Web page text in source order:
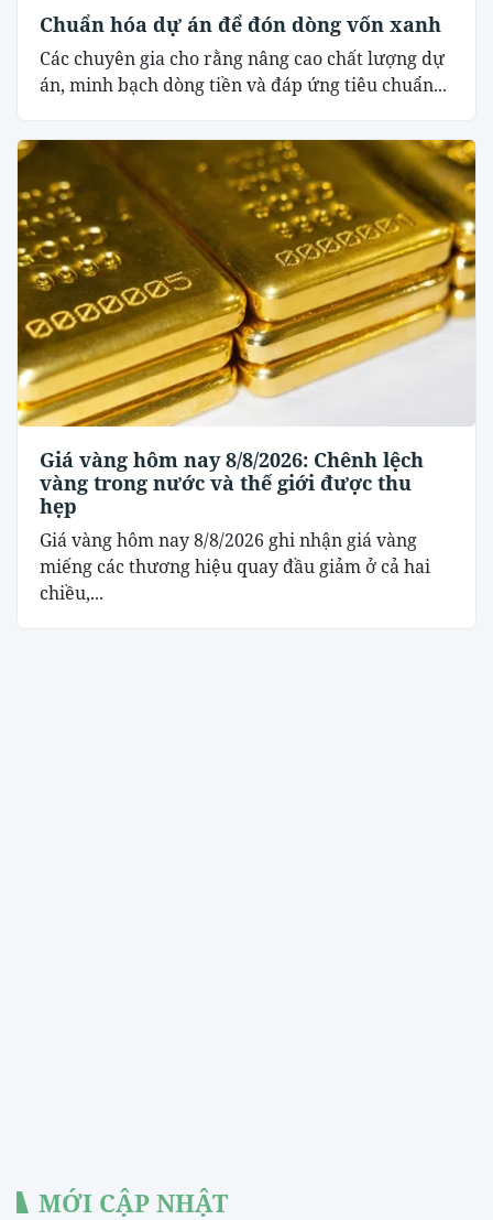
Chuẩn hóa dự án để đón dòng vốn xanh
Các chuyên gia cho rằng nâng cao chất lượng dự
án, minh bạch dòng tiền và đáp ứng tiêu chuẩn...
Giá vàng hôm nay 8/8/2026: Chênh lệch
vàng trong nước và thế giới được thu
hẹp
Giá vàng hôm nay 8/8/2026 ghi nhận giá vàng
miếng các thương hiệu quay đầu giảm ở cả hai
chiều,...
MỚI CẬP NHẬT